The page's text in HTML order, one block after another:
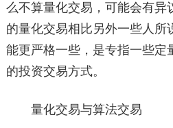
么不算量化交易，可能会有异
的量化交易相比另外一些人所
能更严格一些，是专指一些定
的投资交易方式。
量化交易与算法交易